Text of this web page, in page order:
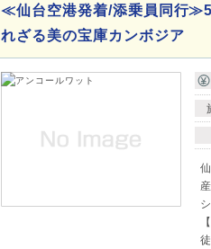
≪仙台空港発着/添乗員同行≫5
れざる美の宝庫カンボジア